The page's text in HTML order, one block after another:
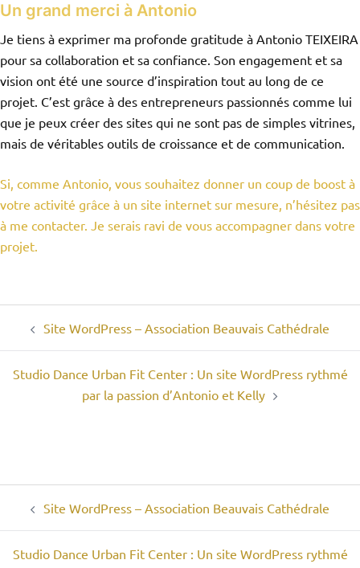
Un grand merci à Antonio
Je tiens à exprimer ma profonde gratitude à Antonio TEIXEIRA
pour sa collaboration et sa confiance. Son engagement et sa
vision ont été une source d’inspiration tout au long de ce
projet. C’est grâce à des entrepreneurs passionnés comme lui
que je peux créer des sites qui ne sont pas de simples vitrines,
mais de véritables outils de croissance et de communication.
Si, comme Antonio, vous souhaitez donner un coup de boost à
votre activité grâce à un site internet sur mesure, n’hésitez pas
à me contacter. Je serais ravi de vous accompagner dans votre
projet.
d’articleSite WordPress – Association Beauvais Cathédrale
Studio Dance Urban Fit Center : Un site WordPress rythmé
par la passion d’Antonio et Kelly
d’articleSite WordPress – Association Beauvais Cathédrale
Studio Dance Urban Fit Center : Un site WordPress rythmé